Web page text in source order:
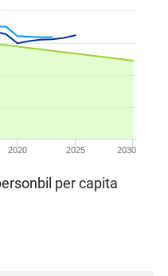
2020 2025 2030
per capita